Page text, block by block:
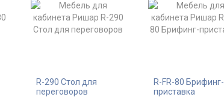
R-290 Стол для
переговоров
R-FR-80 Брифинг-
приставка